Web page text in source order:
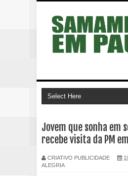
Jovem que sonha em
recebe visita da PM
CRIATIVO PUBLICIDADE
ALEGRIA